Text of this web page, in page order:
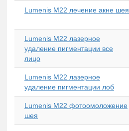
Lumenis M22 лечение акне шея
Lumenis M22 лазерное
удаление пигментации все
лицо
Lumenis M22 лазерное
удаление пигментации лоб
Lumenis M22 фотоомоложение
шея